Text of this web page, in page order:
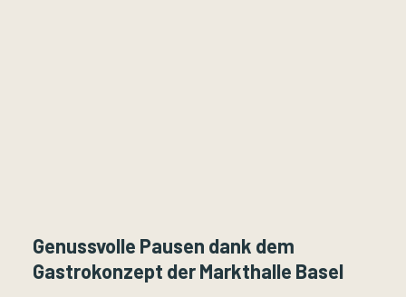
Genussvolle Pausen dank dem
Gastrokonzept der Markthalle Basel